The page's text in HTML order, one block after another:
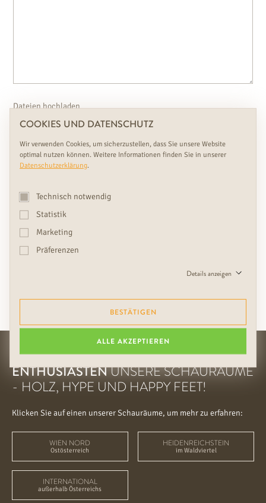
Dateien hochladen
Ziehen Sie Ihre Dateien hier her oder
Datenschutzerklärung
Newsletter
Ich möchte den Newsletter erhalten und über
Angebote informiert werden.
DER PLACE-TO-BE FÜR WOHN-
ENTHUSIASTENUNSERE SCHAURÄUME
- HOLZ, HYPE UND HAPPY FEET!
Klicken Sie auf einen unserer Schauräume, um mehr zu erfahren:
WIEN NORD
Ostösterreich
HEIDENREICHSTEIN
im Waldviertel
INTERNATIONAL
außerhalb Österreichs
COOKIES UND DATENSCHUTZ
Wir verwenden Cookies, um sicherzustellen, dass Sie unsere Website
optimal nutzen können. Weitere Informationen finden Sie in unserer
Datenschutzerklärung.
Technisch notwendig
Statistik
Marketing
Präferenzen
Details anzeigen
BESTÄTIGEN
ALLE AKZEPTIEREN